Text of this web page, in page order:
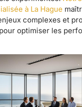
à La Hague
complexes et
optimiser les